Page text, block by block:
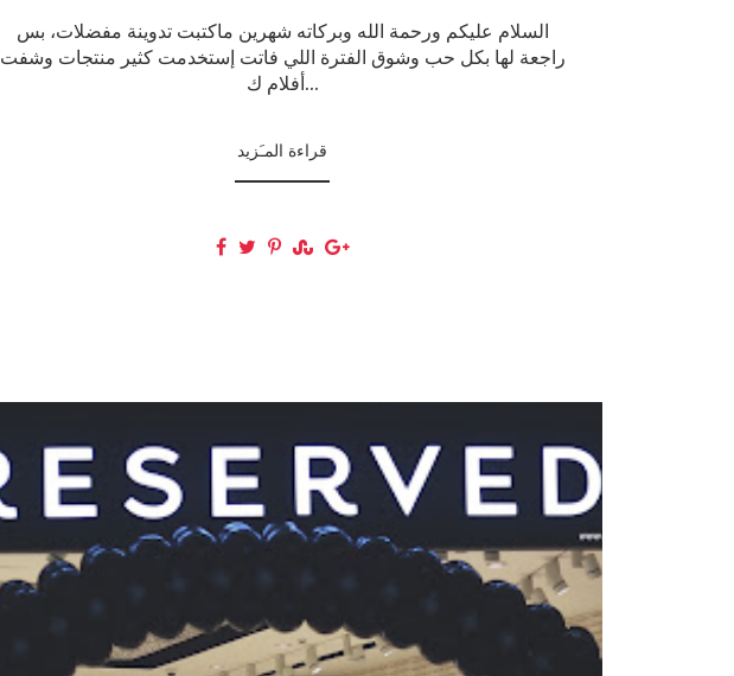
السلام عليكم ورحمة الله وبركاته شهرين ماكتبت تدوينة مفضلات، بس
راجعة لها بكل حب وشوق الفترة اللي فاتت إستخدمت كثير منتجات وشفت
أفلام ك...
قراءة المـَزيد